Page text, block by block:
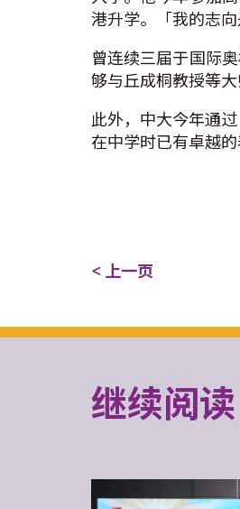
港升学。「我的志
曾连续三届于国际
够与丘成桐教授等
此外，中大今年通
在中学时已有卓越的
< 上一页
继续阅读